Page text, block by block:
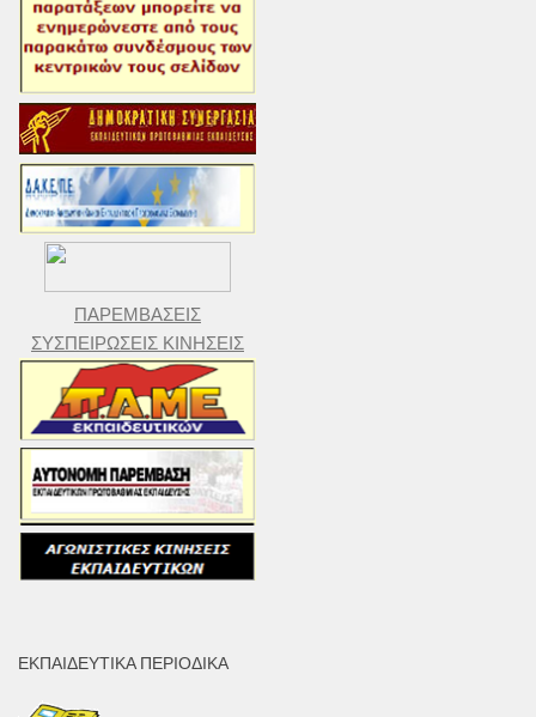
ΠΑΡΕΜΒΑΣΕΙΣ
ΣΥΣΠΕΙΡΩΣΕΙΣ ΚΙΝΗΣΕΙΣ
ΕΚΠΑΙΔΕΥΤΙΚΆ ΠΕΡΙΟΔΙΚΆ